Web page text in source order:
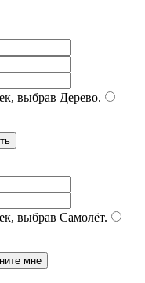
выбрав Дерево.
выбрав Самолёт.